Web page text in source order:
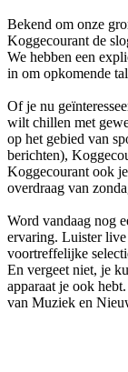
Bekend om onze
Koggecourant de
We hebben een
in om opkomende
Of je nu
wilt chillen met
op het gebied van
berichten),
Koggecourant ook
overdraag van
Word vandaag nog
ervaring. Luister
voortreffelijke
En vergeet niet, je
apparaat je ook
van Muziek en